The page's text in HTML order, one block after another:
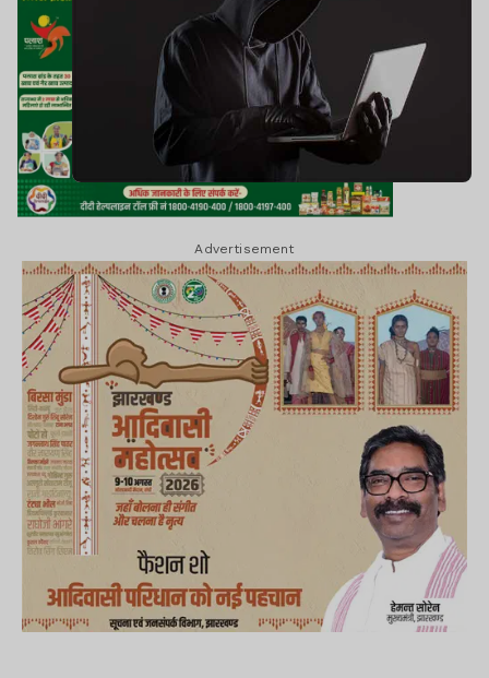
Advertisement